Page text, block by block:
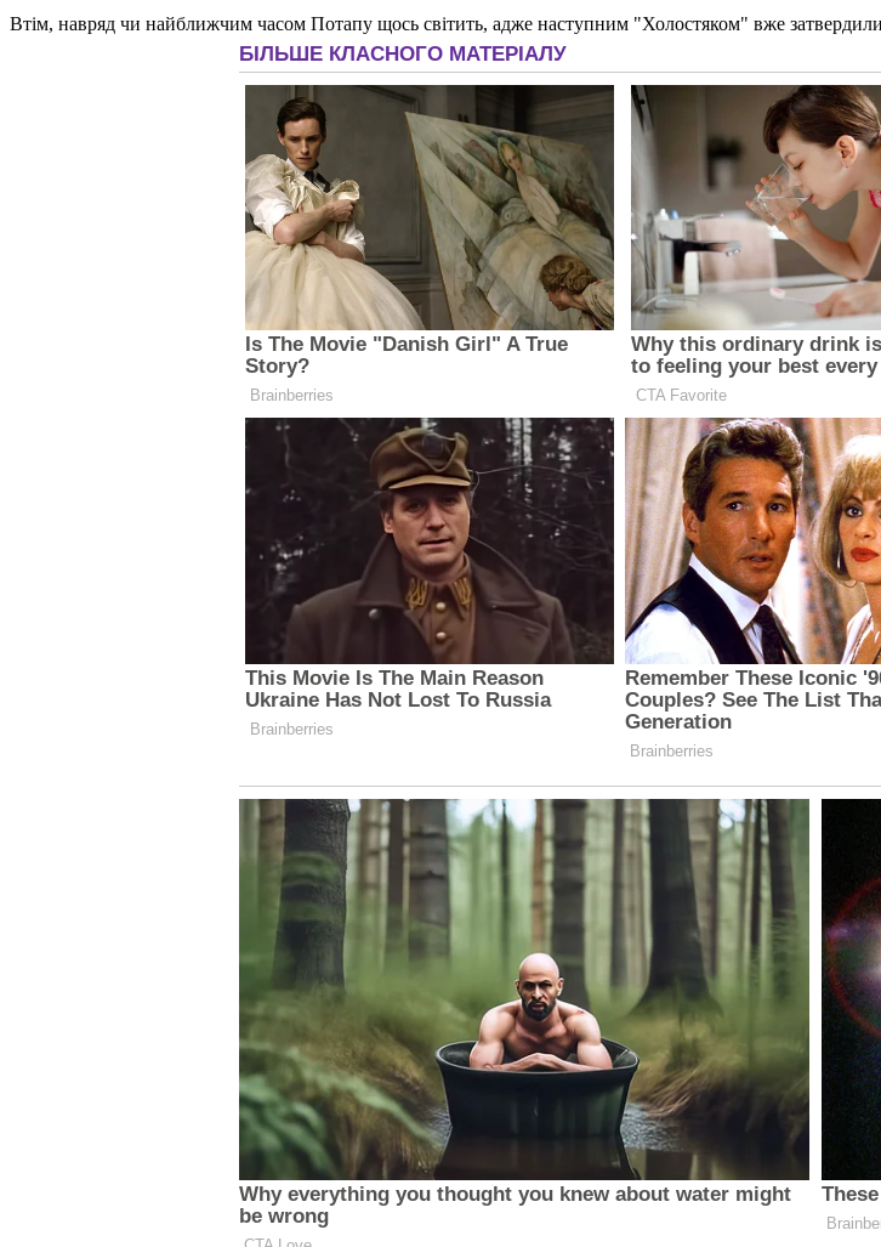
Втім, навряд чи найближчим часом Потапу щось світить, адже наступним "Холостяком" вже